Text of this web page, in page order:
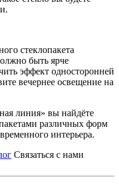
стеклопакета
быть ярче
эффект односторонней
вечернее освещение на
линия» вы найдёте
различных форм
интерьера.
Связаться с нами